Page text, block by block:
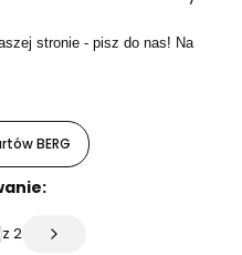
stronie - pisz do nas! Na
BERG
z 2 Następne produkty